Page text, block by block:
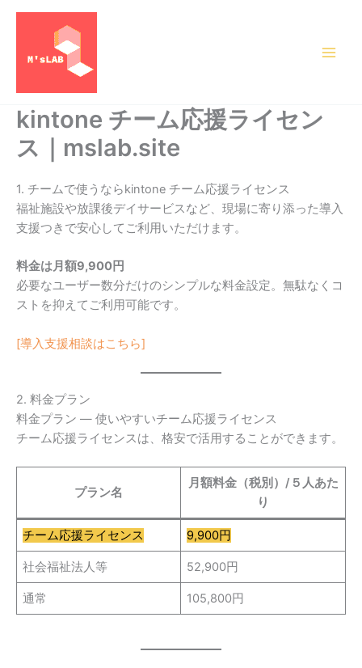
kintone チーム応援ライセン
ス｜mslab.site
1. チームで使うならkintone チーム応援ライセンス
福祉施設や放課後デイサービスなど、現場に寄り添った導入
支援つきで安心してご利用いただけます。
料金は月額9,900円
必要なユーザー数分だけのシンプルな料金設定。無駄なくコ
ストを抑えてご利用可能です。
[導入支援相談はこちら]
2. 料金プラン
料金プラン — 使いやすいチーム応援ライセンス
チーム応援ライセンスは、格安で活用することができます。
プラン名
月額料金（税別）/５人あた
り
チーム応援ライセンス 9,900円
社会福祉法人等 52,900円
通常 105,800円